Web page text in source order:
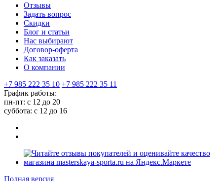
Отзывы
Задать вопрос
Скидки
Блог и статьи
Нас выбирают
Договор-оферта
Как заказать
О компании
+7 985 222 35 10 +7 985 222 35 11
График работы:
пн-пт: с 12 до 20
суббота: c 12 до 16
Полная версия